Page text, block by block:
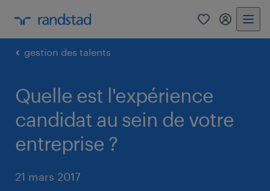
0 my
gestion des talents
Quelle est l'expérience
candidat au sein de votre
entreprise ?
21 mars 2017